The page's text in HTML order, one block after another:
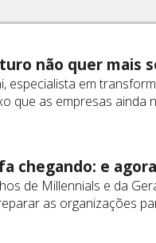
não quer mais
especialista em
que as empresas ainda
chegando: e
de Millennials e da
as organizações